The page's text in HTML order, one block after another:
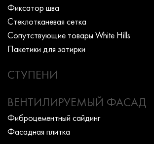
Фиксатор шва
Стеклотканевая сетка
Сопутствующие товары White Hills
Пакетики для затирки
СТУПЕНИ
ВЕНТИЛИРУЕМЫЙ ФАСАД
Фиброцементный сайдинг
Фасадная плитка